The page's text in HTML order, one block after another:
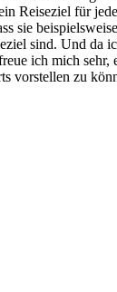
Reiseziel für
sie
sind. Und da
ich mich sehr,
vorstellen zu